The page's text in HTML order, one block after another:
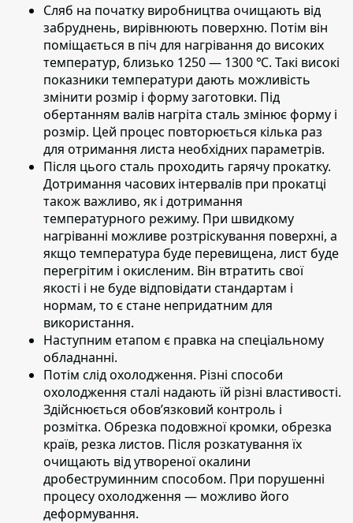
Сляб на початку виробництва очищають від
забруднень, вирівнюють поверхню. Потім він
поміщається в піч для нагрівання до високих
температур, близько 1250 — 1300 ℃. Такі високі
показники температури дають можливість
змінити розмір і форму заготовки. Під
обертанням валів нагріта сталь змінює форму і
розмір. Цей процес повторюється кілька раз
для отримання листа необхідних параметрів.
Після цього сталь проходить гарячу прокатку.
Дотримання часових інтервалів при прокатці
також важливо, як і дотримання
температурного режиму. При швидкому
нагріванні можливе розтріскування поверхні, а
якщо температура буде перевищена, лист буде
перегрітим і окисленим. Він втратить свої
якості і не буде відповідати стандартам і
нормам, то є стане непридатним для
використання.
Наступним етапом є правка на спеціальному
обладнанні.
Потім слід охолодження. Різні способи
охолодження сталі надають їй різні властивості.
Здійснюється обов’язковий контроль і
розмітка. Обрезка подовжної кромки, обрезка
країв, резка листов. Після розкатування їх
очищають від утвореної окалини
дробеструминним способом. При порушенні
процесу охолодження — можливо його
деформування.